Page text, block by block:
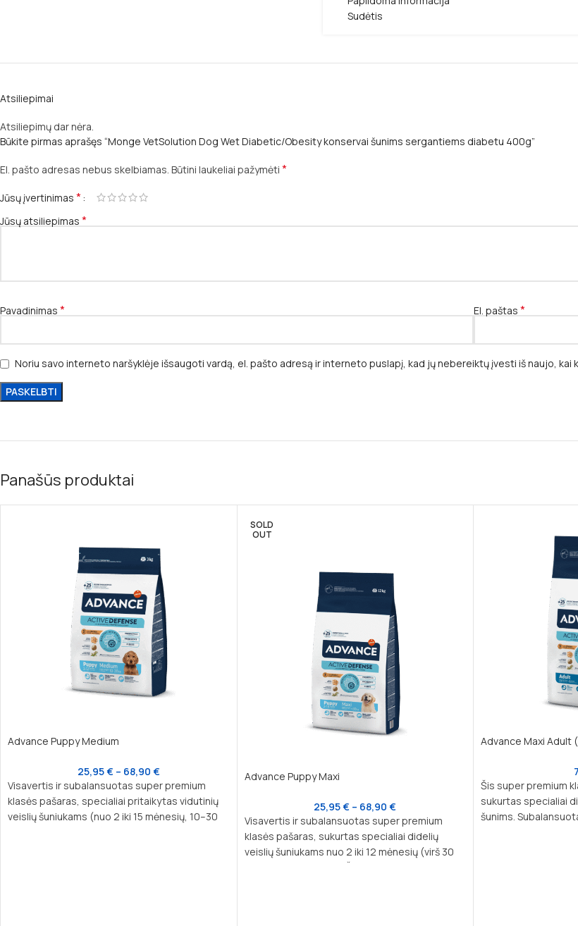
Sudėtis
Atsiliepimai
Atsiliepimų dar nėra.
Būkite pirmas aprašęs “Monge VetSolution Dog Wet Diabetic/Obesity konservai šunims sergantiems diabetu 400g”
El. pašto adresas nebus skelbiamas. Būtini laukeliai pažymėti *
Jūsų įvertinimas *
Jūsų atsiliepimas *
Pavadinimas * El. paštas *
Noriu savo interneto naršyklėje išsaugoti vardą, el. pašto adresą ir interneto puslapį, kad jų nebereiktų įvesti iš naujo, kai
Panašūs produktai
Advance Puppy Medium
25,95€ – 68,90 €
Visavertis ir subalansuotas super premium
klasės pašaras, specialiai pritaikytas vidutinių
veislių šuniukams (nuo 2 iki 15 mėnesių, 10–30
SOLD
OUT
Advance Puppy Maxi
25,95€ – 68,90€
Visavertis ir subalansuotas super premium
klasės pašaras, sukurtas specialiai didelių
veislių šuniukams nuo 2 iki 12 mėnesių (virš 30
kg suaugusio svorio). Šis maistas užtikrina
Advance Maxi Adult
Šis super premium
sukurtas specialiai
šunims.